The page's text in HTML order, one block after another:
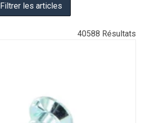
Filtrer les articles
40588 Résultats